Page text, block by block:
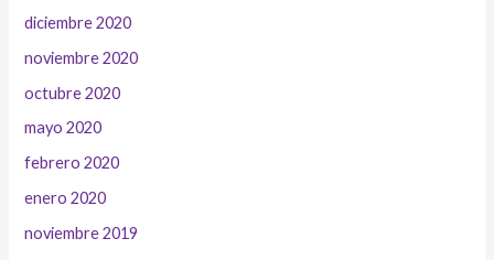
diciembre 2020
noviembre 2020
octubre 2020
mayo 2020
febrero 2020
enero 2020
noviembre 2019